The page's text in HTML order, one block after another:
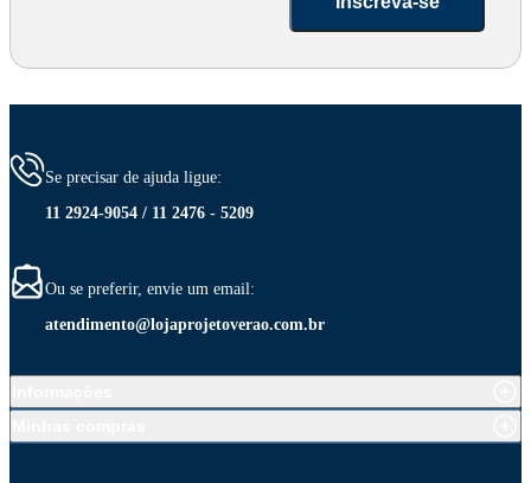
Se precisar de ajuda ligue:
11 2924-9054 / 11 2476 - 5209
Ou se preferir, envie um email:
atendimento@lojaprojetoverao.com.br